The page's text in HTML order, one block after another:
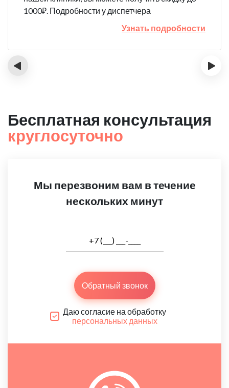
1000₽. Подробности у диспетчера
Узнать подробности
‹ ›
Бесплатная консультация
круглосуточно
Мы перезвоним вам в течение
нескольких минут
Обратный звонок
Даю согласие на обработку
персональных данных